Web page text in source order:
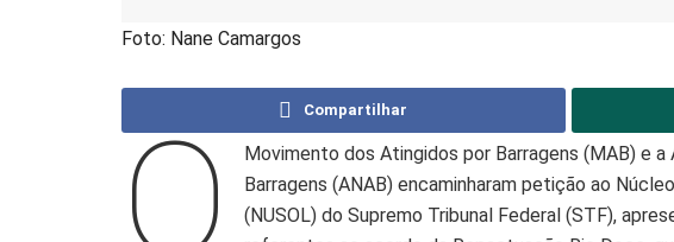
Foto: Nane Camargos
Compartilhar
O
Movimento dos Atingidos por Barragens (MAB) e
Barragens (ANAB) encaminharam petição ao
(NUSOL) do Supremo Tribunal Federal (STF),